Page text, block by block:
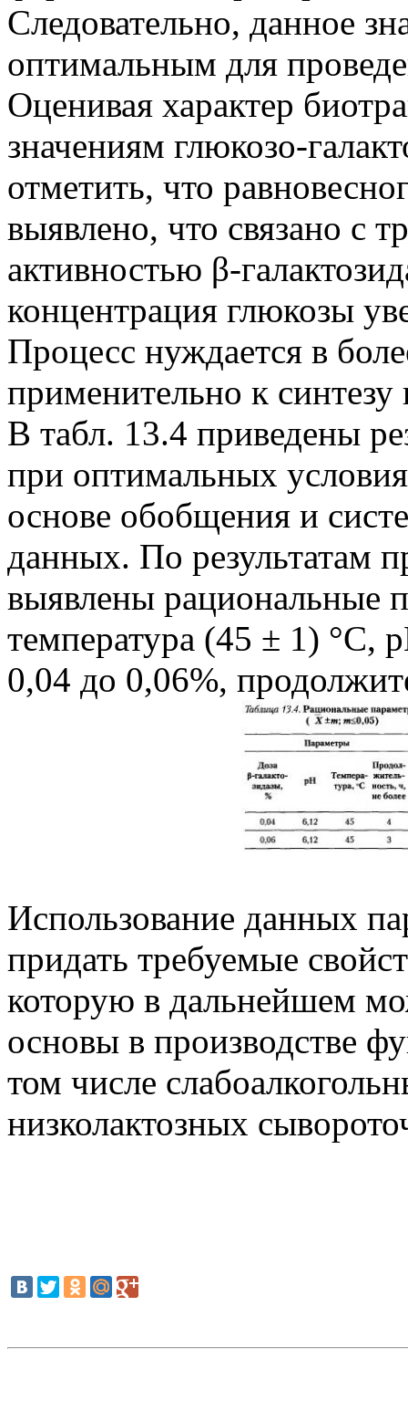
Следовательно, данное
оптимальным для
Оценивая характер
значениям глюкозо-
отметить, что
выявлено, что связано с
активностью β-
концентрация глюкозы
Процесс нуждается в
применительно к синтезу
В табл. 13.4 приведены
при оптимальных
основе обобщения и
данных. Пo результатам
выявлены рациональные
температура (45 ± 1) °С,
0,04 до 0,06%,
Использование данных
придать требуемые
которую в дальнейшем
основы в производстве
том числе
низколактозных